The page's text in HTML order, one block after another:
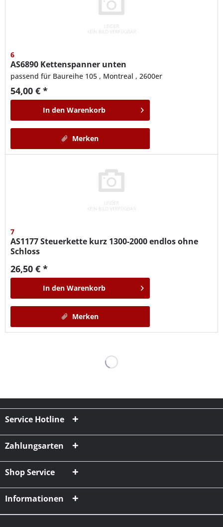
6
AS6890 Kettenspanner unten
passend für Baureihe 105 , Montreal , 2600er
54,00 € *
In den Warenkorb
Merken
7
AS1177Steuerkette kurz 1300-2000 endlos ohne
Schloss
26,50 € *
In den Warenkorb
Merken
Service Hotline
Zahlungsarten
Shop Service
Informationen